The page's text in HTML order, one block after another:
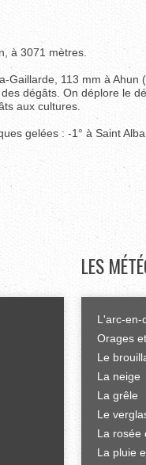
à 3071 mètres.
113 mm à Ahun
dégâts. On déplore le
aux cultures.
gelées : -1° à Saint
LES
L'arc-en-
Orages
Le
La neige
La grêle
Le
La rosée
La pluie